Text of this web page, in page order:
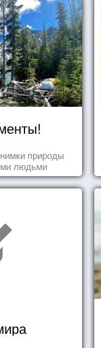
природы
людьми